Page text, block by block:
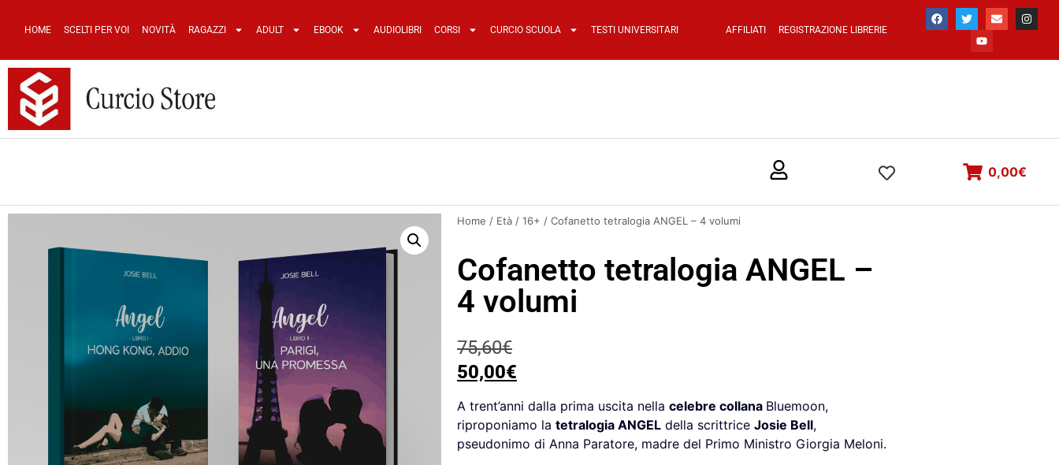
HOME SCELTI PER VOI NOVITÀ RAGAZZI ADULT EBOOK AUDIOLIBRI CORSI CURCIO SCUOLA TESTI UNIVERSITARI AFFILIATI REGISTRAZIONE LIBRERIE
0,00€
Home / Età / 16+ / Cofanetto tetralogia ANGEL – 4 volumi
Cofanetto tetralogia ANGEL –
4 volumi
75,60€
50,00€
A trent’anni dalla prima uscita nella celebre collana Bluemoon,
riproponiamo la tetralogia ANGEL della scrittrice Josie Bell,
pseudonimo di Anna Paratore, madre del Primo Ministro Giorgia Meloni.